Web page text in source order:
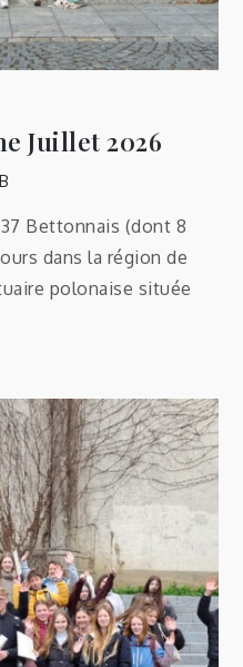
Juillet 2026
Bettonnais (dont 8
dans la région de
polonaise située